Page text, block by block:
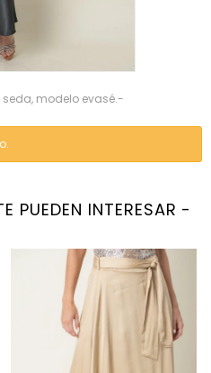
modelo evasé.-
PUEDEN INTERESAR